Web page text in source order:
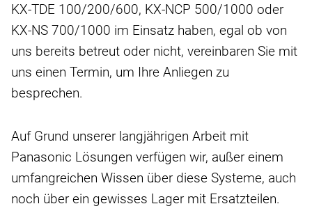
KX-TDE 100/200/600, KX-NCP 500/1000 oder
KX-NS 700/1000 im Einsatz haben, egal ob von
uns bereits betreut oder nicht, vereinbaren Sie mit
uns einen Termin, um Ihre Anliegen zu
besprechen.
Auf Grund unserer langjährigen Arbeit mit
Panasonic Lösungen verfügen wir, außer einem
umfangreichen Wissen über diese Systeme, auch
noch über ein gewisses Lager mit Ersatzteilen.